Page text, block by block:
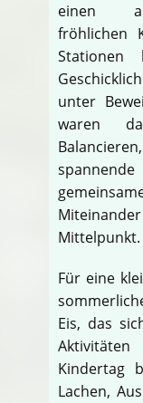
einen
fröhlichen
unter
waren
Mittelpunkt.
Für eine
Eis, das
Kindertag
Lachen,